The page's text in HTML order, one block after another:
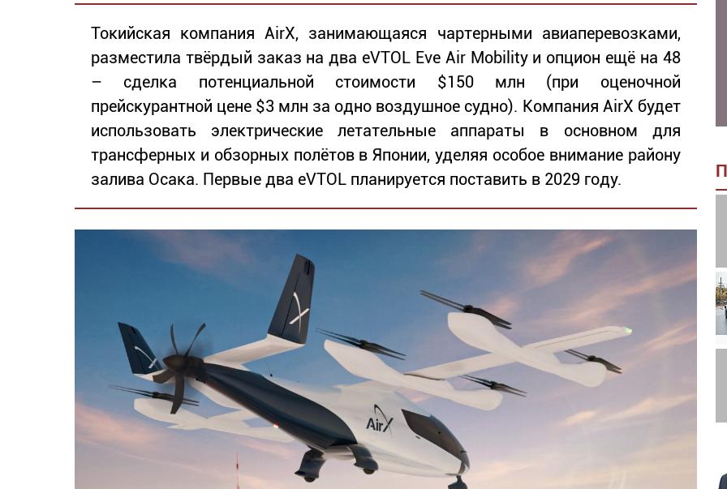
Токийская компания AirX, занимающаяся чартерными авиаперевозками,
разместила твёрдый заказ на два eVTOL Eve Air Mobility и опцион ещё на 48
– сделка потенциальной стоимости $150 млн (при оценочной
прейскурантной цене $3 млн за одно воздушное судно). Компания AirX будет
использовать электрические летательные аппараты в основном для
трансферных и обзорных полётов в Японии, уделяя особое внимание району
залива Осака. Первые два eVTOL планируется поставить в 2029 году.